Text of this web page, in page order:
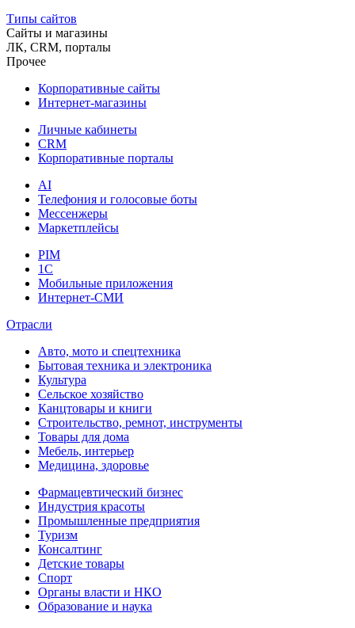
Типы сайтов
Сайты и магазины
ЛК, CRM, порталы
Прочее
Корпоративные сайты
Интернет-магазины
Личные кабинеты
CRM
Корпоративные порталы
AI
Телефония и голосовые боты
Мессенжеры
Маркетплейсы
PIM
1C
Мобильные приложения
Интернет-СМИ
Отрасли
Авто, мото и спецтехника
Бытовая техника и электроника
Культура
Сельское хозяйство
Канцтовары и книги
Строительство, ремнот, инструменты
Товары для дома
Мебель, интерьер
Медицина, здоровье
Фармацевтический бизнес
Индустрия красоты
Промышленные предприятия
Туризм
Консалтинг
Детские товары
Спорт
Органы власти и НКО
Образование и наука